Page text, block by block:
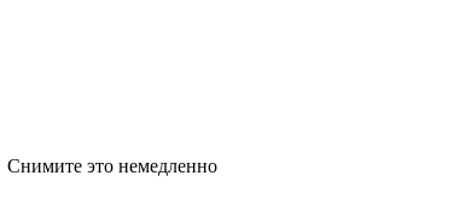
Снимите это немедленно